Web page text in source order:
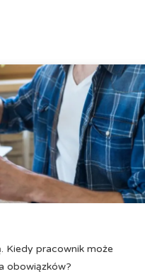
Kiedy pracownik może
obowiązków?